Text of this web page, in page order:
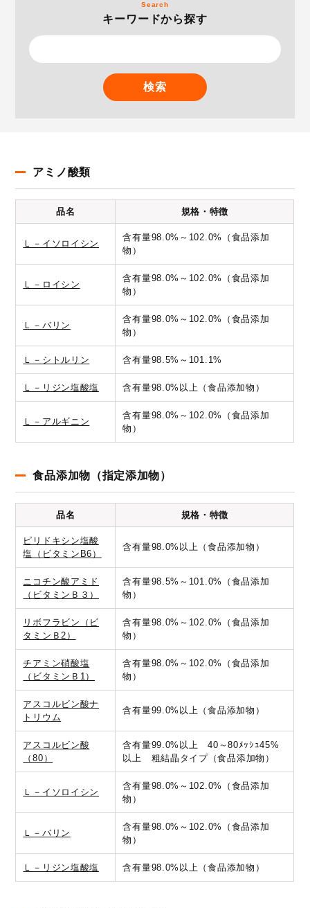
Search
キーワードから探す
検索
アミノ酸類
品名 規格・特徴
Ｌ－イソロイシン
含有量98.0%～102.0%（食品添加
物）
Ｌ－ロイシン
含有量98.0%～102.0%（食品添加
物）
Ｌ－バリン
含有量98.0%～102.0%（食品添加
物）
Ｌ－シトルリン 含有量98.5%～101.1%
Ｌ－リジン塩酸塩 含有量98.0%以上（食品添加物）
Ｌ－アルギニン
含有量98.0%～102.0%（食品添加
物）
食品添加物（指定添加物）
品名 規格・特徴
ピリドキシン塩酸
塩（ビタミンB6）
含有量98.0%以上（食品添加物）
ニコチン酸アミド
（ビタミンＢ３）
含有量98.5%～101.0%（食品添加
物）
リボフラビン（ビ
タミンＢ2）
含有量98.0%～102.0%（食品添加
物）
チアミン硝酸塩
（ビタミンＢ1）
含有量98.0%～102.0%（食品添加
物）
アスコルビン酸ナ
トリウム
含有量99.0%以上（食品添加物）
アスコルビン酸
（80）
含有量99.0%以上 40～80ﾒｯｼｭ45%
以上 粗結晶タイプ（食品添加物）
Ｌ－イソロイシン
含有量98.0%～102.0%（食品添加
物）
Ｌ－バリン
含有量98.0%～102.0%（食品添加
物）
Ｌ－リジン塩酸塩 含有量98.0%以上（食品添加物）